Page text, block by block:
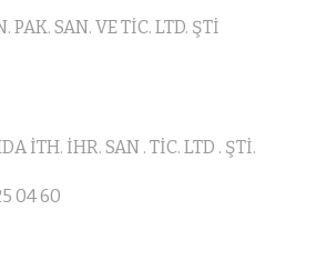
PAK. SAN. VE TİC. LTD. ŞTİ
İTH. İHR. SAN . TİC. LTD . ŞTİ.
04 60